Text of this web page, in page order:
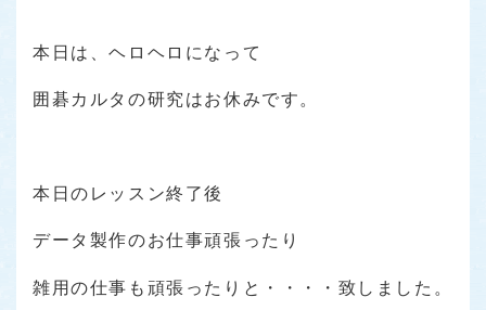
本日は、ヘロヘロになって
囲碁カルタの研究はお休みです。
本日のレッスン終了後
データ製作のお仕事頑張ったり
雑用の仕事も頑張ったりと・・・・致しました。